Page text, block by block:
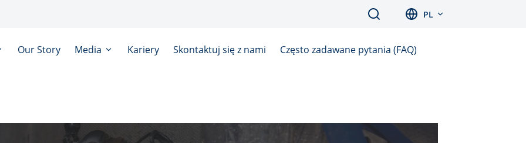
Search PL
Our Story Media Kariery Skontaktuj się z nami Często zadawane pytania (FAQ)